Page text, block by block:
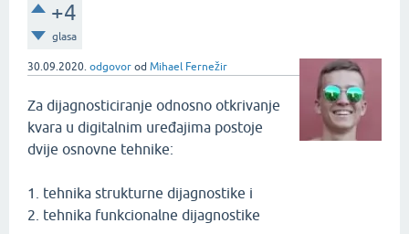
+4
glasa
30.09.2020. odgovor od Mihael Fernežir
Za dijagnosticiranje odnosno otkrivanje
kvara u digitalnim uređajima postoje
dvije osnovne tehnike:
1. tehnika strukturne dijagnostike i
2. tehnika funkcionalne dijagnostike